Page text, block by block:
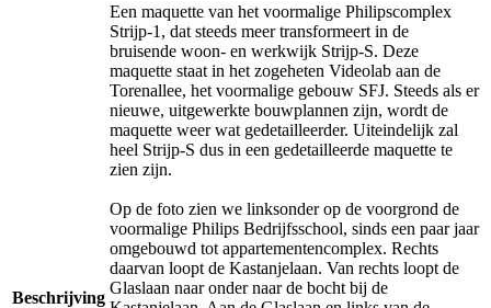
Beschrijving
Een maquette van het voormalige Philipscomplex
Strijp-1, dat steeds meer transformeert in de
bruisende woon- en werkwijk Strijp-S. Deze
maquette staat in het zogeheten Videolab aan de
Torenallee, het voormalige gebouw SFJ. Steeds als er
nieuwe, uitgewerkte bouwplannen zijn, wordt de
maquette weer wat gedetailleerder. Uiteindelijk zal
heel Strijp-S dus in een gedetailleerde maquette te
zien zijn.
Op de foto zien we linksonder op de voorgrond de
voormalige Philips Bedrijfsschool, sinds een paar jaar
omgebouwd tot appartementencomplex. Rechts
daarvan loopt de Kastanjelaan. Van rechts loopt de
Glaslaan naar onder naar de bocht bij de